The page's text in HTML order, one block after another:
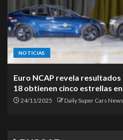
NOTICIAS
Euro NCAP revela
18 obtienen cinco estrellas
24/11/2025 Daily Super Cars News